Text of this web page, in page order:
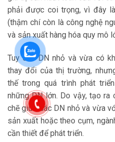
phải được coi trọng, vì đây
(thậm chí còn là công nghệ
và sản xuất hàng hóa quy mô
Tuy các DN nhỏ và vừa có
thay đổi của thị trường,
thế trong quá trình phát
những DN lớn. Do vậy, tạo ra
chẽ giữa các DN nhỏ và vừa
sản xuất hoặc theo cụm,
cần thiết để phát triển.